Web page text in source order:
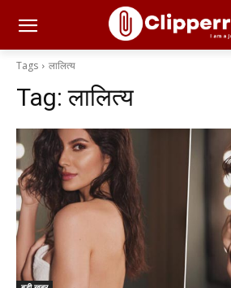
Tags लालित्य
Tag:लालित्य